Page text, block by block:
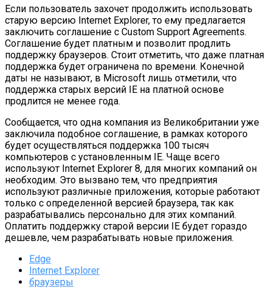
Если пользователь захочет продолжить использовать
старую версию Internet Explorer, то ему предлагается
заключить соглашение с Custom Support Agreements.
Соглашение будет платным и позволит продлить
поддержку браузеров. Стоит отметить, что даже платная
поддержка будет ограничена по времени. Конечной
даты не называют, в Microsoft лишь отметили, что
поддержка старых версий IE на платной основе
продлится не менее года.
Сообщается, что одна компания из Великобритании уже
заключила подобное соглашение, в рамках которого
будет осуществляться поддержка 100 тысяч
компьютеров с установленным IE. Чаще всего
используют Internet Explorer 8, для многих компаний он
необходим. Это вызвано тем, что предприятия
используют различные приложения, которые работают
только с определенной версией браузера, так как
разрабатывались персонально для этих компаний.
Оплатить поддержку старой версии IE будет гораздо
дешевле, чем разрабатывать новые приложения.
Edge
Internet Explorer
браузеры